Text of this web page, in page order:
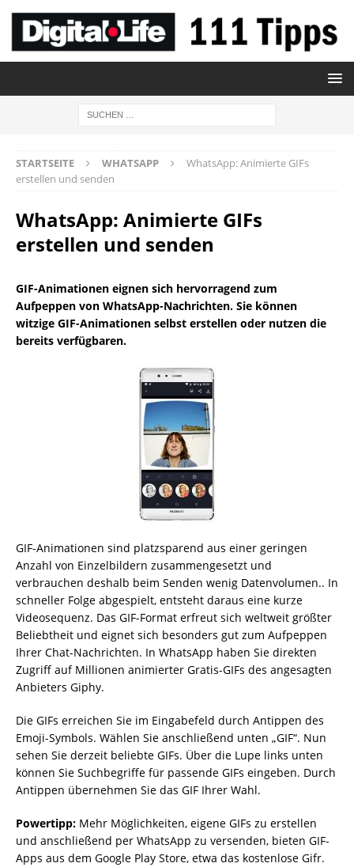
STARTSEITE WHATSAPP
WhatsApp: Animierte GIFs
erstellen und senden
WhatsApp: Animierte GIFs
erstellen und senden
GIF-Animationen eignen sich hervorragend zum
Aufpeppen von WhatsApp-Nachrichten. Sie können
witzige GIF-Animationen selbst erstellen oder nutzen die
bereits verfügbaren.
GIF-Animationen sind platzsparend aus einer geringen
Anzahl von Einzelbildern zusammengesetzt und
verbrauchen deshalb beim Senden wenig Datenvolumen.. In
schneller Folge abgespielt, entsteht daraus eine kurze
Videosequenz. Das GIF-Format erfreut sich weltweit größter
Beliebtheit und eignet sich besonders gut zum Aufpeppen
Ihrer Chat-Nachrichten. In WhatsApp haben Sie direkten
Zugriff auf Millionen animierter Gratis-GIFs des angesagten
Anbieters Giphy.
Die GIFs erreichen Sie im Eingabefeld durch Antippen des
Emoji-Symbols. Wählen Sie anschließend unten „GIF“. Nun
sehen Sie derzeit beliebte GIFs. Über die Lupe links unten
können Sie Suchbegriffe für passende GIFs eingeben. Durch
Antippen übernehmen Sie das GIF Ihrer Wahl.
Powertipp: Mehr Möglichkeiten, eigene GIFs zu erstellen
und anschließend per WhatsApp zu versenden, bieten GIF-
Apps aus dem Google Play Store, etwa das kostenlose Gifr.